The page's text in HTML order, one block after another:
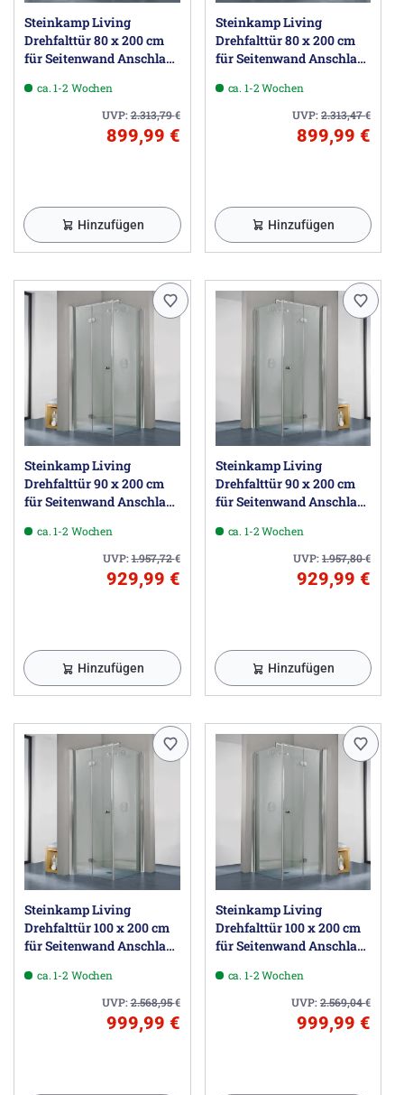
Steinkamp Living
Drehfalttür 80 x 200 cm
für Seitenwand Anschlag
mittig mattiert
ca. 1-2 Wochen
UVP:2.313,79€
899,99 €
Hinzufügen
Steinkamp Living
Drehfalttür 80 x 200 cm
für Seitenwand Anschlag
mittig mattiert
ca. 1-2 Wochen
UVP:2.313,47€
899,99 €
Hinzufügen
Steinkamp Living
Drehfalttür 90 x 200 cm
für Seitenwand Anschlag
mittig mattiert
ca. 1-2 Wochen
UVP:1.957,72€
929,99 €
Hinzufügen
Steinkamp Living
Drehfalttür 90 x 200 cm
für Seitenwand Anschlag
mittig mattiert
ca. 1-2 Wochen
UVP:1.957,80€
929,99 €
Hinzufügen
Steinkamp Living
Drehfalttür 100 x 200 cm
für Seitenwand Anschlag
mittig mattiert
ca. 1-2 Wochen
UVP:2.568,95€
999,99 €
Steinkamp Living
Drehfalttür 100 x 200 cm
für Seitenwand Anschlag
mittig mattiert
ca. 1-2 Wochen
UVP:2.569,04€
999,99 €